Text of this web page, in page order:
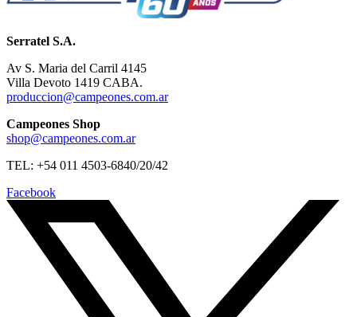
Serratel S.A.
Av S. Maria del Carril 4145
Villa Devoto 1419 CABA.
produccion@campeones.com.ar
Campeones Shop
shop@campeones.com.ar
TEL: +54 011 4503-6840/20/42
Facebook